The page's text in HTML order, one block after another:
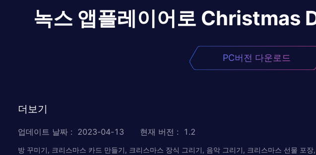
녹스 앱플레이어로 Christmas
PC버전 다운로드
더보기
업데이트 날짜 : 2023-04-13 현재 버전 : 1.2
방 꾸미기, 크리스마스 카드 만들기, 크리스마스 장식 그리기, 음악 그리기, 크리스마스 선물 포